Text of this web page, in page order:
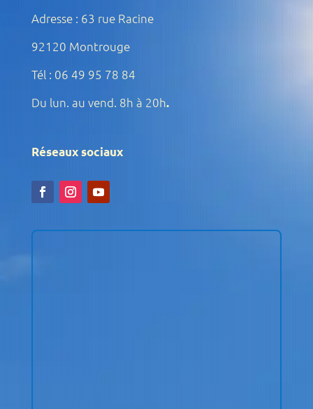
Adresse : 63 rue Racine
92120 Montrouge
Tél : 06 49 95 78 84
Du lun. au vend. 8h à 20h.
Réseaux sociaux